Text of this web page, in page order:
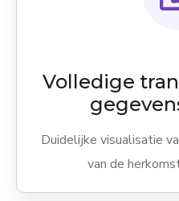
Volledige
Duidelijke visualisatie
van de